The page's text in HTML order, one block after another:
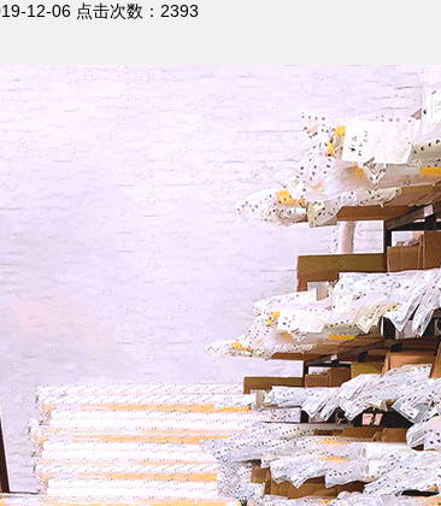
12-06 点击次数：2393